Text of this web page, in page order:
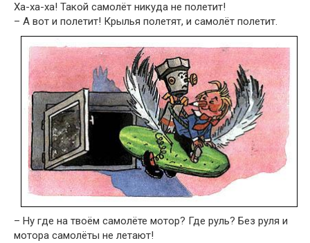
Ха-ха-ха! Такой самолёт никуда не полетит!
– А вот и полетит! Крылья полетят, и самолёт полетит.
– Ну где на твоём самолёте мотор? Где руль? Без руля и
мотора самолёты не летают!